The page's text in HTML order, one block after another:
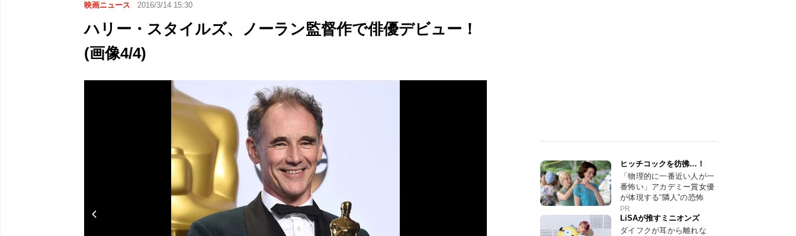
映画ニュース 2016/3/14 15:30
ハリー・スタイルズ、ノーラン監督作で俳優デビュー！
(画像4/4)
ヒッチコックを彷彿…！
「物理的に一番近い人が一
番怖い」アカデミー賞女優
が体現する“隣人”の恐怖
PR
LiSAが推すミニオンズ
ダイフクが耳から離れな